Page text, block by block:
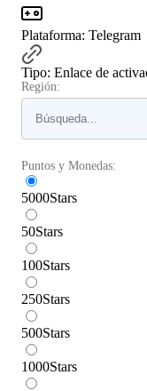
Plataforma: Telegram
Tipo: Enlace de
Región:
Puntos y Monedas:
5000Stars
50Stars
100Stars
250Stars
500Stars
1000Stars